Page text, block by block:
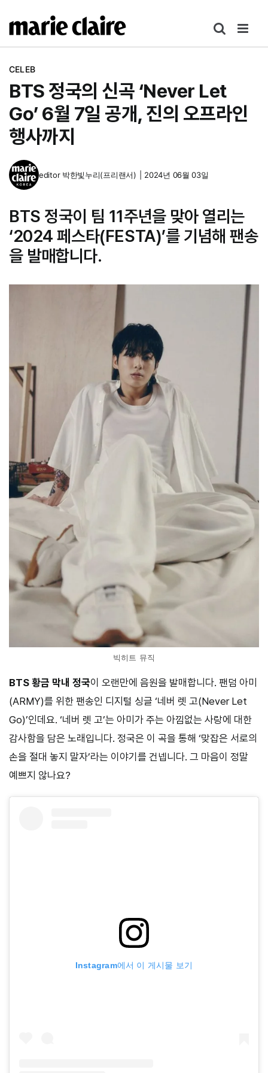
텐
건CELEB
BTS 정국의 신곡 ‘Never Let
Go’ 6월 7일 공개, 진의 오프라인
행사까지
editor 박한빛누리(프리랜서) 2024년 06월 03일
BTS 정국이 팀 11주년을 맞아 열리는
‘2024 페스타(FESTA)’를 기념해 팬송
을 발매합니다.
빅히트 뮤직
BTS 황금 막내 정국이 오랜만에 음원을 발매합니다. 팬덤 아미
(ARMY)를 위한 팬송인 디지털 싱글 ‘네버 렛 고(Never Let
Go)’인데요. ‘네버 렛 고’는 아미가 주는 아낌없는 사랑에 대한
감사함을 담은 노래입니다. 정국은 이 곡을 통해 ‘맞잡은 서로의
손을 절대 놓지 말자’라는 이야기를 건넵니다. 그 마음이 정말
예쁘지 않나요?
Instagram에서 이 게시물 보기